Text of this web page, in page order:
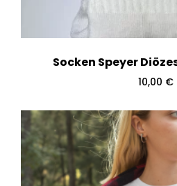
Socken Speyer
10,00 €